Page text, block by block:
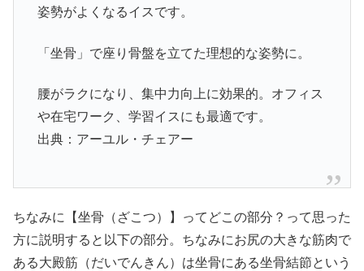
姿勢がよくなるイスです。
「坐骨」で座り骨盤を立てた理想的な姿勢に。
腰がラクになり、集中力向上に効果的。オフィス
や在宅ワーク、学習イスにも最適です。
出典：アーユル・チェアー
ちなみに【坐骨（ざこつ）】ってどこの部分？って思った
方に説明すると以下の部分。ちなみにお尻の大きな筋肉で
ある大殿筋（だいでんきん）は坐骨にある坐骨結節という